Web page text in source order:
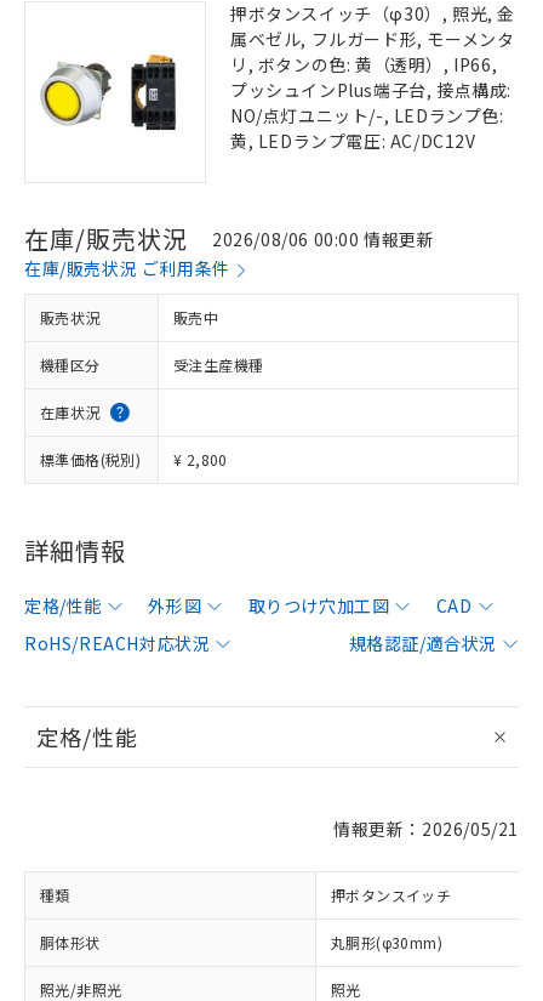
押ボタンスイッチ（φ30）, 照光, 金
属ベゼル, フルガード形, モーメンタ
リ, ボタンの色: 黄（透明）, IP66,
プッシュインPlus端子台, 接点構成:
NO/点灯ユニット/-, LEDランプ色:
黄, LEDランプ電圧: AC/DC12V
在庫/販売状況
2026/08/06 00:00 情報更新
在庫/販売状況 ご利用条件
販売状況 販売中
機種区分 受注生産機種
在庫状況
標準価格(税別) ¥ 2,800
詳細情報
定格/性能 外形図 取りつけ穴加工図
CAD
RoHS/REACH対応状況
規格認証/適合状況
定格/性能
情報更新：2026/05/21
種類 押ボタンスイッチ
胴体形状 丸胴形(φ30mm)
照光/非照光 照光